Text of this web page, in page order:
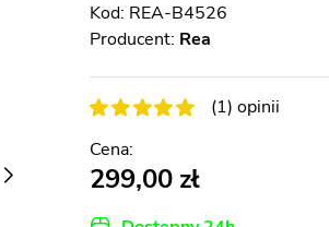
REA-B4526
Producent: Rea
(1) opinii
299,00